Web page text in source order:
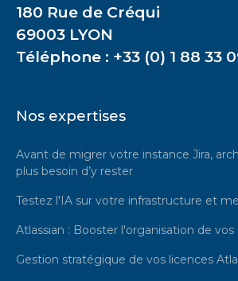
180 Rue de Créqui
69003 LYON
Téléphone : +33 (0) 1 88 33
Nos expertises
Avant de migrer votre instance Jira,
plus besoin d’y rester
Testez l'IA sur votre infrastructure et
Atlassian : Booster l'organisation de vos
Gestion stratégique de vos licences